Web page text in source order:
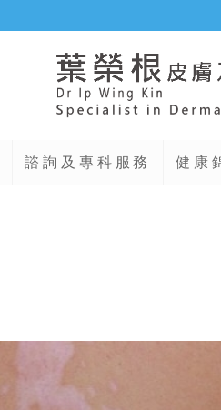
諮詢及專科服務 健康